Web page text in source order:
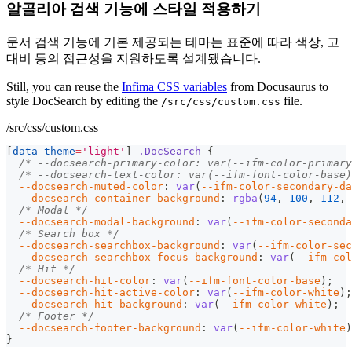
알골리아 검색 기능에 스타일 적용하기
문서 검색 기능에 기본 제공되는 테마는 표준에 따라 색상, 고
대비 등의 접근성을 지원하도록 설계됐습니다.
Still, you can reuse the Infima CSS variables from Docusaurus to
style DocSearch by editing the /src/css/custom.css file.
/src/css/custom.css
data-theme= 'light' .DocSearch
{
/* --docsearch-primary-color: var(--ifm-color-
/* --docsearch-text-color: var(--ifm-font-color-
--docsearch-muted-color : var( --ifm-color-secondary-
--docsearch-container-background : rgba ( 94 , 100 , 112 ,
/* Modal */
--docsearch-modal-background : var( --ifm-color-
/* Search box */
--docsearch-searchbox-background : var( --ifm-color-
--docsearch-searchbox-focus-background : var( --ifm-
/* Hit */
--docsearch-hit-color : var( --ifm-font-color-base ) ;
--docsearch-hit-active-color : var( --ifm-color-white ) ;
--docsearch-hit-background : var( --ifm-color-white ) ;
/* Footer */
--docsearch-footer-background : var( --ifm-color-white )
}